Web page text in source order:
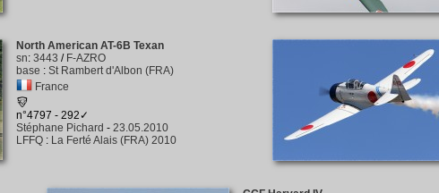
North American AT-6B Texan
sn: 3443 / F-AZRO
base : St Rambert d'Albon (FRA)
France
n°4797 - 292✓
Stéphane Pichard - 23.05.2010
LFFQ : La Ferté Alais (FRA) 2010